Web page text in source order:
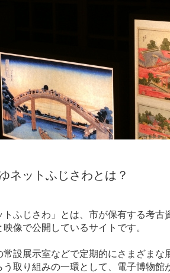
ネットふじさわとは？
ふじさわ」とは、市が保有する考古
像で公開しているサイトです。
設展示室などで定期的にさまざまな
取り組みの一環として、電子博物館